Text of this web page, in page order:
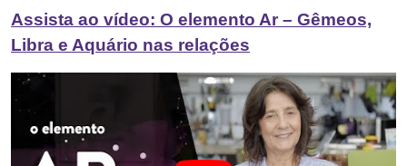
Assista ao vídeo: O elemento Ar – Gêmeos,
Libra e Aquário nas relações